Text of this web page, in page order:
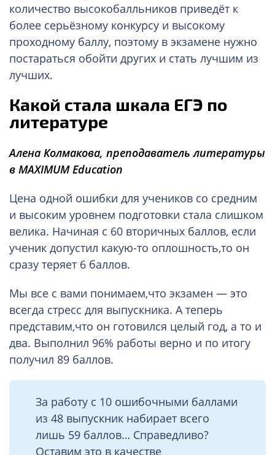
количество высокобалльников приведёт к
более серьёзному конкурсу и высокому
проходному баллу, поэтому в экзамене нужно
постараться обойти других и стать лучшим из
лучших.
Какой стала шкала ЕГЭ по
литературе
Алена Колмакова, преподаватель литературы
в MAXIMUM Education
Цена одной ошибки для учеников со средним
и высоким уровнем подготовки стала слишком
велика. Начиная с 60 вторичных баллов, если
ученик допустил какую-то оплошность,то он
сразу теряет 6 баллов.
Мы все с вами понимаем,что экзамен — это
всегда стресс для выпускника. А теперь
представим,что он готовился целый год, а то и
два. Выполнил 96% работы верно и по итогу
получил 89 баллов.
За работу с 10 ошибочными баллами
из 48 выпускник набирает всего
лишь 59 баллов… Справедливо?
Оставим это в качестве